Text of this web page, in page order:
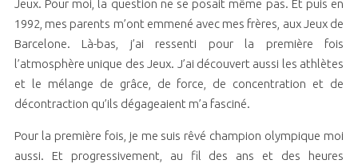
Jeux. Pour moi, la question ne se posait même pas. Et puis en
1992, mes parents m’ont emmené avec mes frères, aux Jeux de
Barcelone. Là-bas, j’ai ressenti pour la première fois
l’atmosphère unique des Jeux. J’ai découvert aussi les athlètes
et le mélange de grâce, de force, de concentration et de
décontraction qu’ils dégageaient m’a fasciné.
Pour la première fois, je me suis rêvé champion olympique moi
aussi. Et progressivement, au fil des ans et des heures